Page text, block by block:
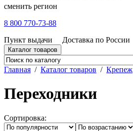
сменить регион
8 800 770-73-88
Пункт выдачи
Доставка по России
Каталог товаров
Главная / Каталог товаров / Крепеж
Переходники
Сортировка: